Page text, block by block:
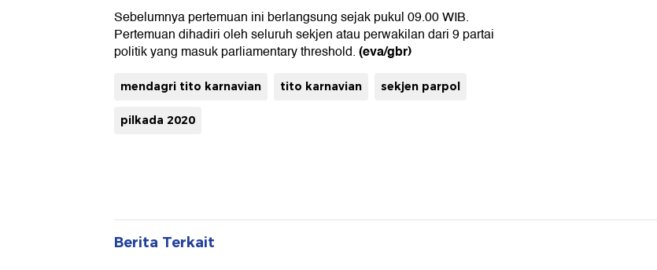
Sebelumnya pertemuan ini berlangsung sejak pukul 09.00 WIB.
Pertemuan dihadiri oleh seluruh sekjen atau perwakilan dari 9 partai
politik yang masuk parliamentary threshold.(eva/gbr)
mendagri tito karnavian tito karnavian sekjen parpol
pilkada 2020
Berita Terkait